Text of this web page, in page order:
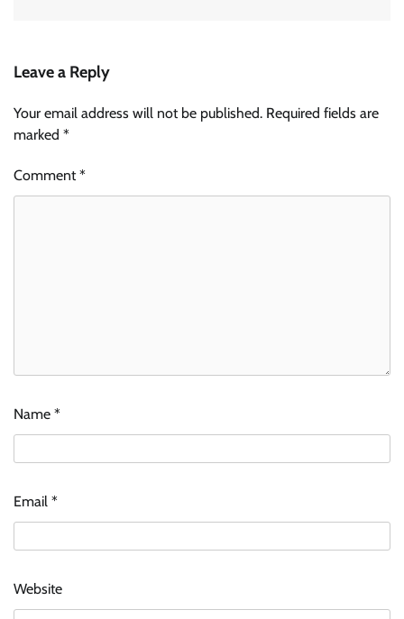
Leave a Reply
Your email address will not be published. Required fields are
marked *
Comment*
Name *
Email *
Website